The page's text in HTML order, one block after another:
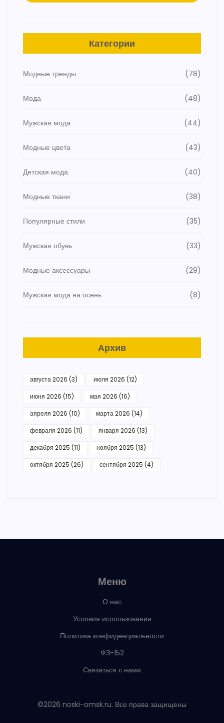
Категории
Модные тренды (78)
Мода (48)
Мужская мода (44)
Модные цвета (43)
Детская мода (40)
Модные ткани (38)
Популярные стили (35)
Мужская обувь (33)
Модные аксессуары (29)
Мужская мода на осень (8)
Архив
августа 2026 (3) июля 2026 (12)
июня 2026 (15) мая 2026 (16)
апреля 2026 (10) марта 2026 (14)
февраля 2026 (11) января 2026 (13)
декабря 2025 (11) ноября 2025 (13)
октября 2025 (26) сентября 2025 (4)
Меню
О нас
Условия использования
Политика конфиденциальности
ФЗ-152
Связаться с нами
©2026 noski-omsk.ru. Все права защищены